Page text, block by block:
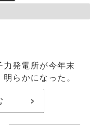
力発電所が今年末
らかになった。
>